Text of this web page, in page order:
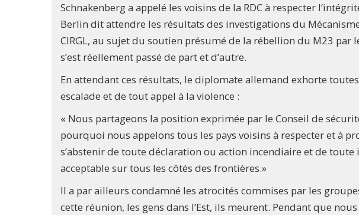
Schnakenberg a appelé les voisins de la RDC à respecter
Berlin dit attendre les résultats des investigations du
CIRGL, au sujet du soutien présumé de la rébellion du M23 par
s’est réellement passé de part et d’autre.
En attendant ces résultats, le diplomate allemand exhorte
escalade et de tout appel à la violence :
« Nous partageons la position exprimée par le Conseil de
pourquoi nous appelons tous les pays voisins à respecter et à
s’abstenir de toute déclaration ou action incendiaire et de toute
acceptable sur tous les côtés des frontières.»
Il a par ailleurs condamné les atrocités commises par les
cette réunion, les gens dans l’Est, ils meurent. Pendant que